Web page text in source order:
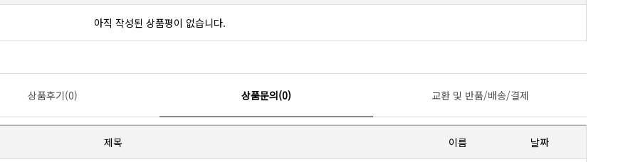
아직 작성된 상품평이 없습니다.
상품후기(0) 상품문의(0) 교환 및 반품/배송/결제
제목 이름 날짜